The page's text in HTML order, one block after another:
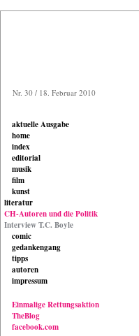
Nr. 30 / 18. Februar 2010
aktuelle Ausgabe
home
index
editorial
musik
film
kunst
literatur
CH-Autoren und die Politik
Interview T.C. Boyle
comic
gedankengang
tipps
autoren
impressum
Einmalige Rettungsaktion
TheBlog
facebook.com